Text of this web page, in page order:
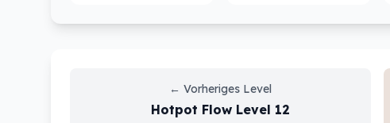
← Vorheriges Level
Hotpot Flow Level 12